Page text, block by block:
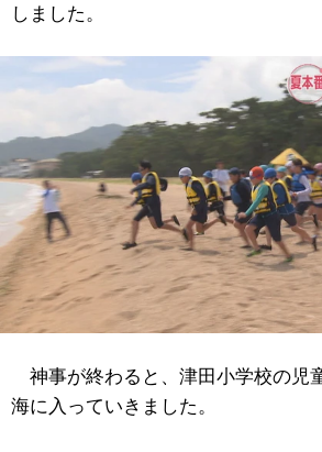
しました。
神事が終わると、津田小学校の児
海に入っていきました。